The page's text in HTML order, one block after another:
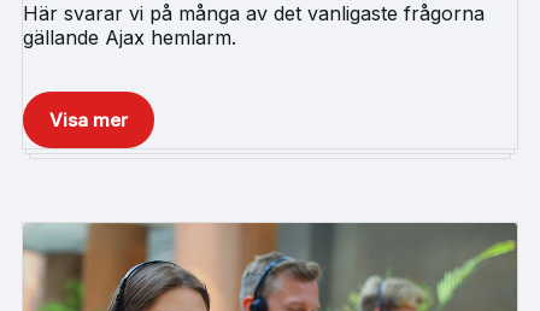
Här svarar vi på många av det vanligaste frågorna
gällande Ajax hemlarm.
Visa mer